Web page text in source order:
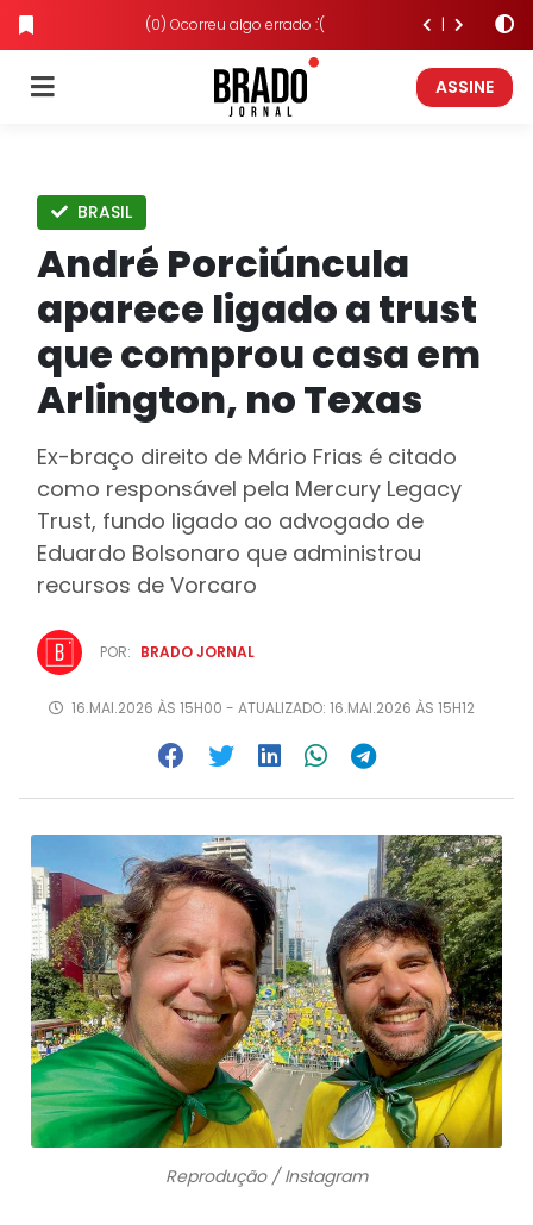
(0) Ocorreu algo errado :'(
ASSINE
BRASIL
André Porciúncula
aparece ligado a trust
que comprou casa em
Arlington, no Texas
Ex-braço direito de Mário Frias é citado
como responsável pela Mercury Legacy
Trust, fundo ligado ao advogado de
Eduardo Bolsonaro que administrou
recursos de Vorcaro
POR: BRADO JORNAL
16.MAI.2026 ÀS 15H00 - ATUALIZADO: 16.MAI.2026 ÀS 15H12
Reprodução / Instagram